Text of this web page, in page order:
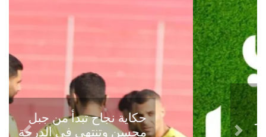
حكاية نجاح تبدأ من جبل
محسن وتنتهي في الدرجة